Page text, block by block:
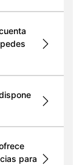
para